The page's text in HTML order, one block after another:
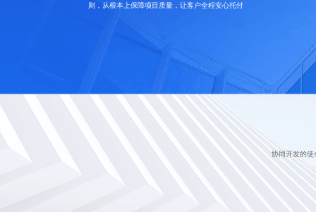
则，从根本上保障项目质量，让客户全程安心托付
协同开发的使